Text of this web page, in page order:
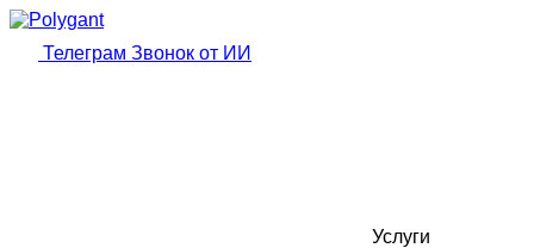
Телеграм Звонок от ИИ
Услуги